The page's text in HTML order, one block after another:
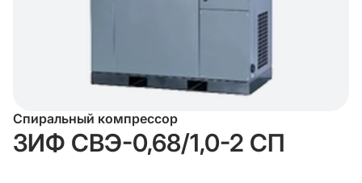
Спиральный компрессор
ЗИФ СВЭ-0,68/1,0-2 СП